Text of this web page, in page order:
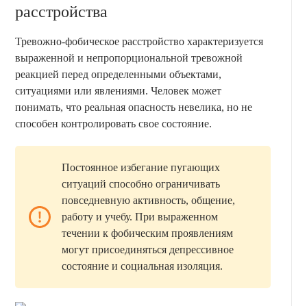
расстройства
Тревожно-фобическое расстройство характеризуется
выраженной и непропорциональной тревожной
реакцией перед определенными объектами,
ситуациями или явлениями. Человек может
понимать, что реальная опасность невелика, но не
способен контролировать свое состояние.
Постоянное избегание пугающих
ситуаций способно ограничивать
повседневную активность, общение,
работу и учебу. При выраженном
течении к фобическим проявлениям
могут присоединяться депрессивное
состояние и социальная изоляция.